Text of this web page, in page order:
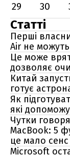
29
30
Статті
Перші
Air не
Це може
дозволяє
Китай
готує
Як
які
Чутки
MacBook: 5
це мало сенс
Microsoft